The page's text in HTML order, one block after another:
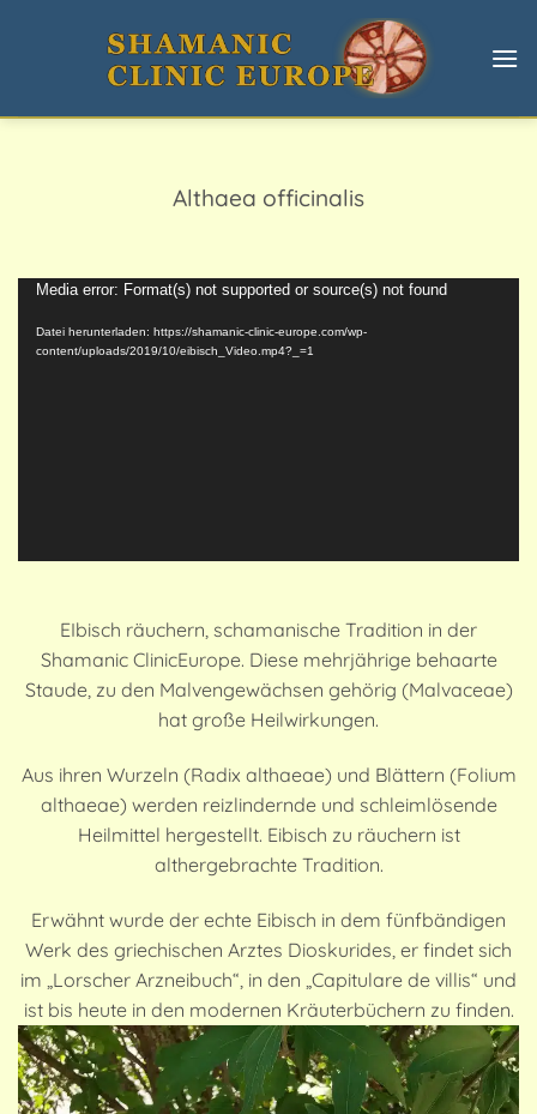
Inhalt
springen
Althaea officinalis
Video-
Player
Media error: Format(s) not supported or source(s) not found
Datei herunterladen: https://shamanic-clinic-europe.com/wp-
content/uploads/2019/10/eibisch_Video.mp4?_=1
EIbisch räuchern, schamanische Tradition in der
Shamanic ClinicEurope. Diese mehrjährige behaarte
Staude, zu den Malvengewächsen gehörig (Malvaceae)
hat große Heilwirkungen.
Aus ihren Wurzeln (Radix althaeae) und Blättern (Folium
althaeae) werden reizlindernde und schleimlösende
Heilmittel hergestellt. Eibisch zu räuchern ist
althergebrachte Tradition.
Erwähnt wurde der echte Eibisch in dem fünfbändigen
Werk des griechischen Arztes Dioskurides, er findet sich
im „Lorscher Arzneibuch“, in den „Capitulare de villis“ und
ist bis heute in den modernen Kräuterbüchern zu finden.